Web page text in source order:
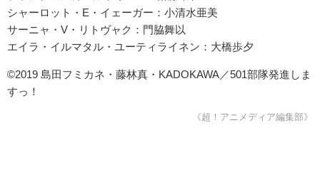
シャーロット・E・イェーガー：小清水亜美
サーニャ・V・リトヴャク：門脇舞以
エイラ・イルマタル・ユーティライネン：大橋歩夕
©2019 島田フミカネ・藤林真・KADOKAWA／501部隊発進しま
すっ！
《超！アニメディア編集部》